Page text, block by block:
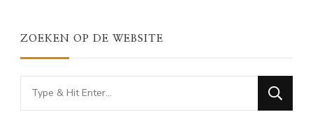
ZOEKEN OP DE WEBSITE
Looking
for